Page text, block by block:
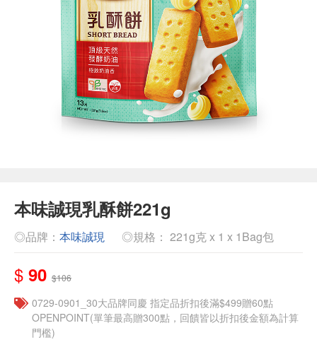
本味誠現乳酥餅221g
◎品牌： 本味誠現 ◎規格： 221g克 x 1 x 1Bag包
$ 90 $106
0729-0901_30大品牌同慶 指定品折扣後滿$499贈60點
OPENPOINT(單筆最高贈300點，回饋皆以折扣後金額為計算
門檻)